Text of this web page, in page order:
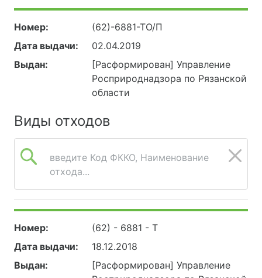
Номер:
(62)-6881-ТО/П
Дата выдачи:
02.04.2019
Выдан:
[Расформирован] Управление
Росприроднадзора по Рязанской
области
Виды отходов
введите Код ФККО, Наименование
отхода...
Номер:
(62) - 6881 - Т
Дата выдачи:
18.12.2018
Выдан:
[Расформирован] Управление